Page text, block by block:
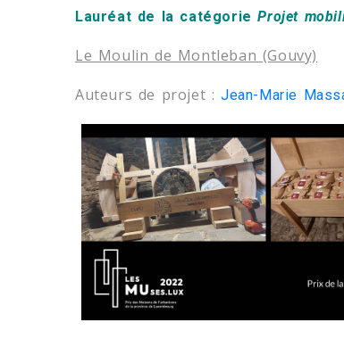
Lauréat de la catégorieProjet
Le Moulin de Montleban (Gouvy)
Auteurs de projet : Jean-Marie